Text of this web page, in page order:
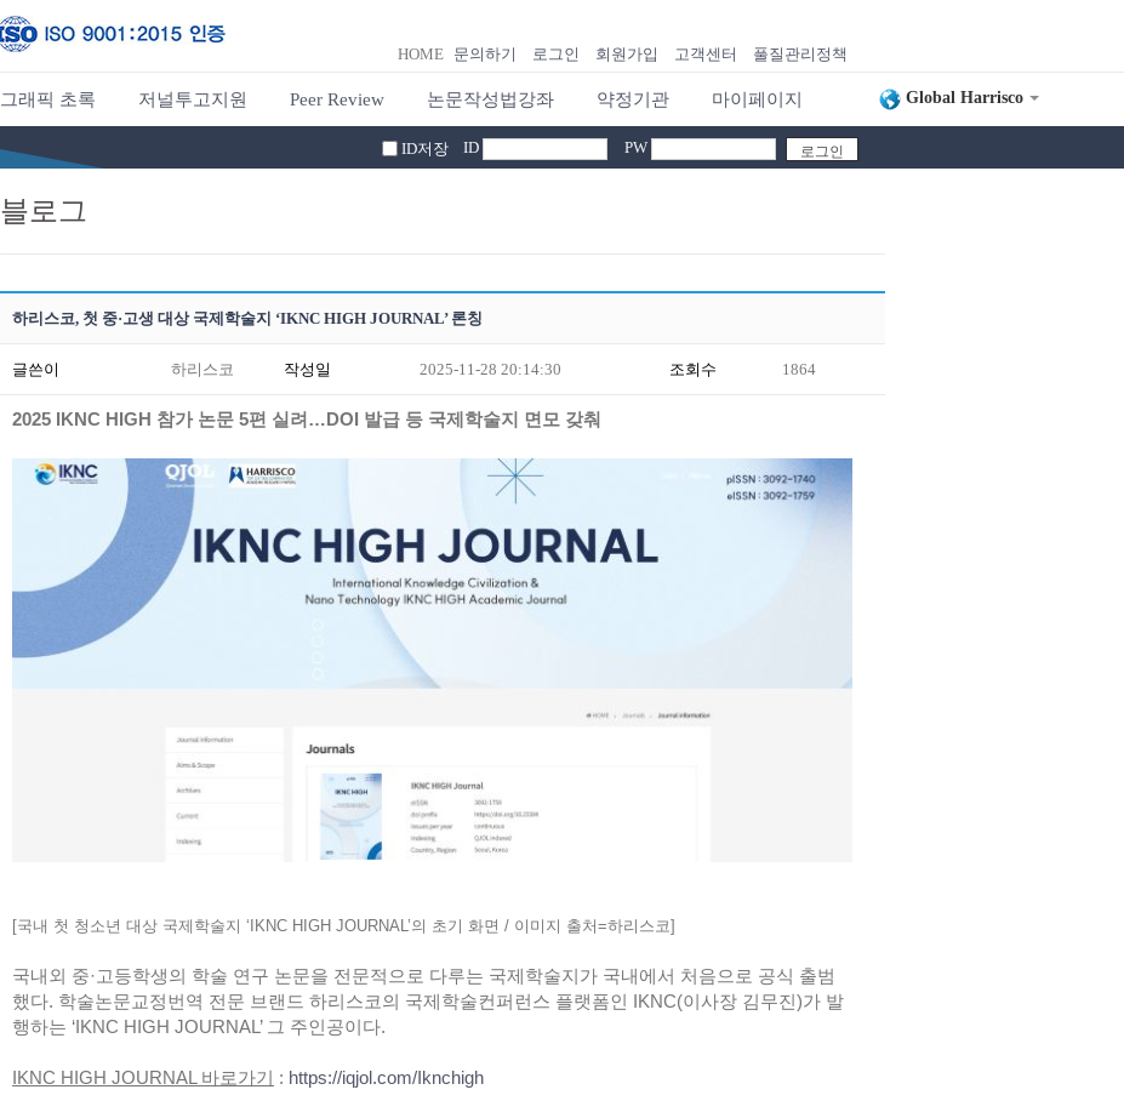
Global Harrisco
HOME 문의하기 로그인 회원가입 고객센터 풀질관리정책
그래픽 초록 저널투고지원 Peer Review 논문작성법강좌 약정기관 마이페이지
ID저장 ID PW
블로그
하리스코, 첫 중·고생 대상 국제학술지 ‘IKNC HIGH JOURNAL’ 론칭
글쓴이 하리스코 작성일 2025-11-28 20:14:30 조회수 1864
2025 IKNC HIGH 참가 논문 5편 실려…DOI 발급 등 국제학술지 면모 갖춰
[국내 첫 청소년 대상 국제학술지 ‘IKNC HIGH JOURNAL’의 초기 화면 / 이미지 출처=하리스코]
국내외 중·고등학생의 학술 연구 논문을 전문적으로 다루는 국제학술지가 국내에서 처음으로 공식 출범
했다. 학술논문교정번역 전문 브랜드 하리스코의 국제학술컨퍼런스 플랫폼인 IKNC(이사장 김무진)가 발
행하는 ‘IKNC HIGH JOURNAL’ 그 주인공이다.
IKNC HIGH JOURNAL 바로가기 : https://iqjol.com/Iknchigh